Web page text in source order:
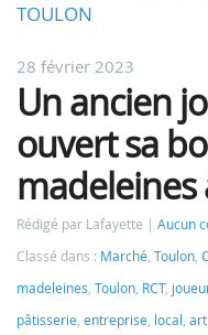
TOULON
28 février 2023
Un ancien
ouvert sa
madeleines
Rédigé par Lafayette
Aucun
Classé dans : Marché, Toulon,
madeleines, Toulon, RCT,
pâtisserie, entreprise, local ,